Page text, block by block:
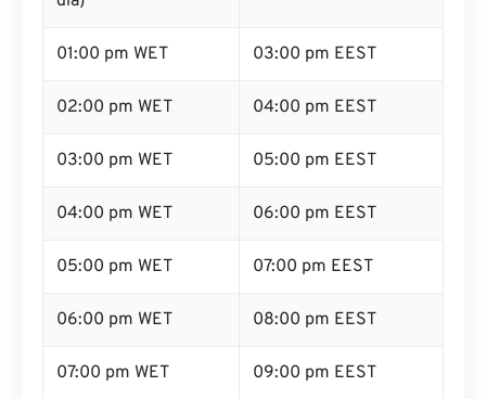
01:00 pm WET 03:00 pm EEST
02:00 pm WET 04:00 pm EEST
03:00 pm WET 05:00 pm EEST
04:00 pm WET 06:00 pm EEST
05:00 pm WET 07:00 pm EEST
06:00 pm WET 08:00 pm EEST
07:00 pm WET 09:00 pm EEST